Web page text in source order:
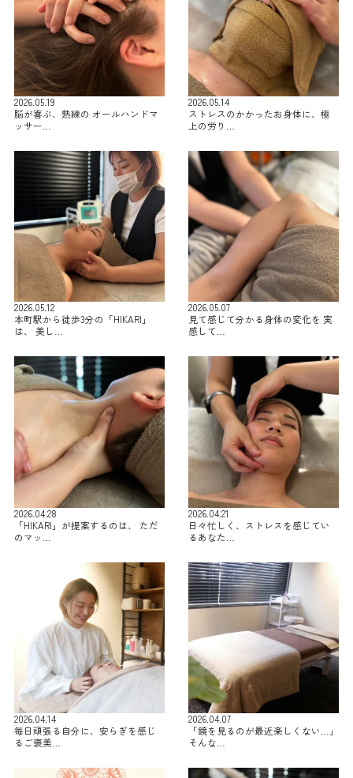
2026.05.19
脳が喜ぶ、熟練の オールハンドマ
ッサー…
2026.05.14
ストレスのかかったお身体に、極
上の労り…
2026.05.12
本町駅から徒歩3分の「HIKARI」
は、 美し…
2026.05.07
見て感じて分かる身体の変化を 実
感して…
2026.04.28
「HIKARI」が提案するのは、 ただ
のマッ…
2026.04.21
日々忙しく、ストレスを感じてい
るあなた…
2026.04.14
毎日頑張る自分に、安らぎを感じ
るご褒美…
2026.04.07
「鏡を見るのが最近楽しくない…」
そんな…